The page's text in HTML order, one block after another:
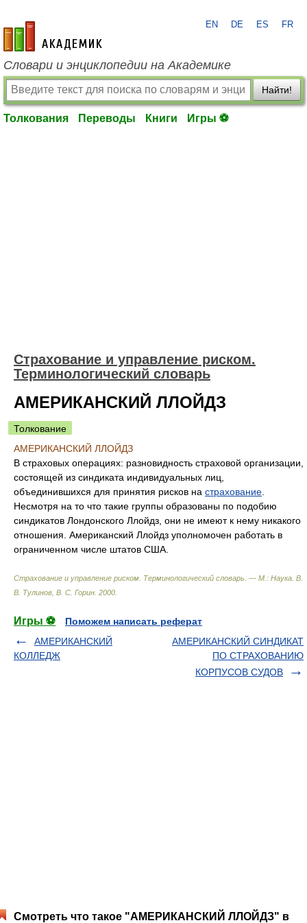
academic.ru
EN DE ES FR
Словари и энциклопедии на Академике
Найти!
Толкования Переводы Книги Игры ⚽
Страхование и управление риском.
Терминологический словарь
АМЕРИКАНСКИЙ ЛЛОЙДЗ
Толкование
АМЕРИКАНСКИЙ ЛЛОЙДЗ
В страховых операциях: разновидность страховой организации,
состоящей из синдиката индивидуальных лиц,
объединившихся для принятия рисков на страхование
Несмотря на то что такие группы образованы по подобию
синдикатов Лондонского Ллойдз, они не имеют к нему никакого
отношения. Американский Ллойдз уполномочен работать в
ограниченном числе штатов США.
Страхование и управление риском. Терминологический словарь. — М.: Наука В.
В. Тулинов, В. С. Горин 2000
Игры ⚽
Поможем написать реферат
АМЕРИКАНСКИЙ
КОЛЛЕДЖ
АМЕРИКАНСКИЙ СИНДИКАТ
ПО СТРАХОВАНИЮ
КОРПУСОВ СУДОВ
Смотреть что такое "АМЕРИКАНСКИЙ ЛЛОЙДЗ" в